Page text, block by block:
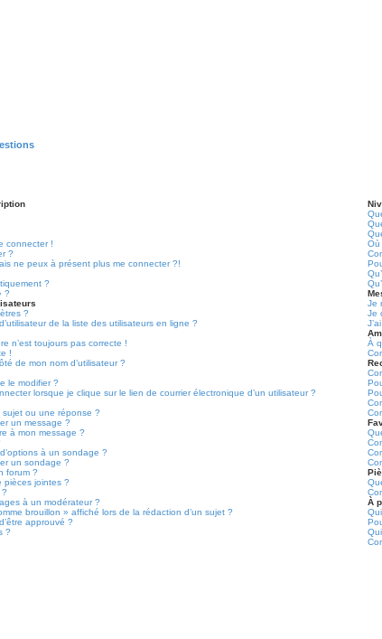
connecter !
?
ne peux à présent plus me connecter ?!
?
?
?
de la liste des utilisateurs en ligne ?
n’est toujours pas correcte !
!
de mon nom d’utilisateur ?
le modifier ?
lorsque je clique sur le lien de courrier électronique d’un utilisateur ?
ou une réponse ?
un message ?
à mon message ?
à un sondage ?
un sondage ?
forum ?
pièces jointes ?
à un modérateur ?
brouillon » affiché lors de la rédaction d’un sujet ?
approuvé ?
?
Où
Je
Je
À
À